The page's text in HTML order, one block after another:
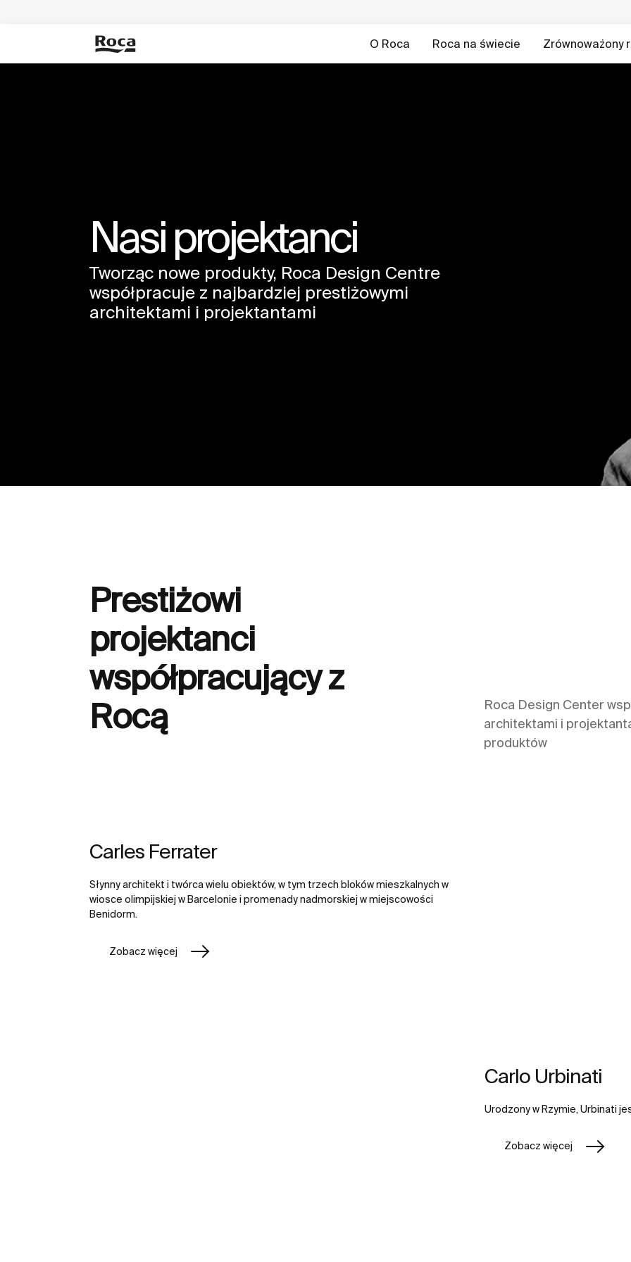
O Roca Roca na świecie Zrównoważony
Nasi projektanci
Tworząc nowe produkty, Roca Design Centre
współpracuje z najbardziej prestiżowymi
architektami i projektantami
Prestiżowi
projektanci
współpracujący z
Rocą
Roca Design Center
architektami i
produktów
Carles Ferrater
Słynny architekt i twórca wielu obiektów, w tym trzech bloków mieszkalnych w
wiosce olimpijskiej w Barcelonie i promenady nadmorskiej w miejscowości
Benidorm.
Zobacz więcej
Carlo Urbinati
Urodzony w Rzymie, Urbinati
Zobacz więcej